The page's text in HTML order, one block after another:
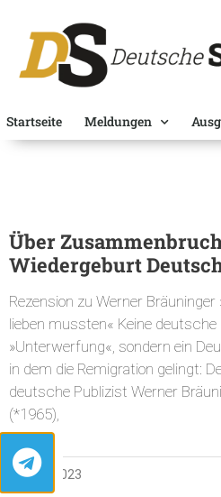
Startseite Meldungen
Über
Wiedergeburt
Rezension zu Werner Bräuninger
lieben mussten« Keine deutsche
»Unterwerfung«, sondern ein
in dem die Remigration gelingt:
deutsche Publizist Werner
(*1965),
30. MAI 2023